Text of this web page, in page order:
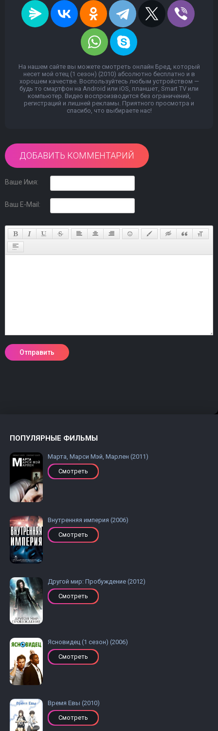
ПОПУЛЯРНЫЕ ФИЛЬМЫ
Марта, Марси Мэй, Марлен (2011)
Смотреть
Внутренняя империя (2006)
Смотреть
Другой мир: Пробуждение (2012)
Смотреть
Ясновидец (1 сезон) (2006)
Смотреть
Время Евы (2010)
Смотреть
На нашем сайте вы можете смотреть онлайн Бред, который
несет мой отец (1 сезон) (2010) абсолютно бесплатно и в
хорошем качестве. Воспользуйтесь любым устройством —
будь то смартфон на Android или iOS, планшет, Smart TV или
компьютер. Видео воспроизводится без ограничений,
регистраций и лишней рекламы. Приятного просмотра и
спасибо, что выбираете нас!
ДОБАВИТЬ КОММЕНТАРИЙ
Ваше Имя:
Ваш E-Mail: